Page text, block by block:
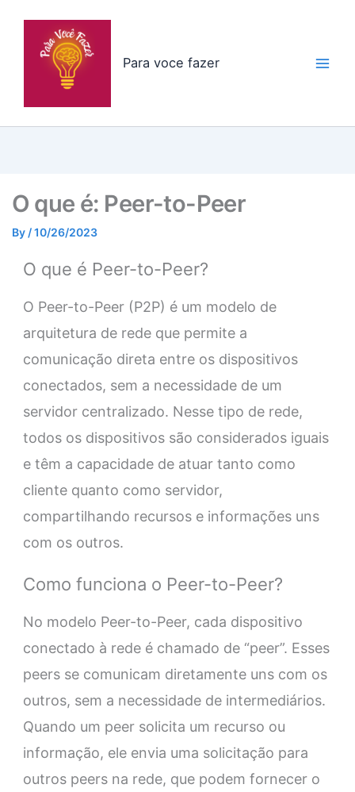
Para voce fazer
O que é: Peer-to-Peer
By /10/26/2023
O que é Peer-to-Peer?
O Peer-to-Peer (P2P) é um modelo de
arquitetura de rede que permite a
comunicação direta entre os dispositivos
conectados, sem a necessidade de um
servidor centralizado. Nesse tipo de rede,
todos os dispositivos são considerados iguais
e têm a capacidade de atuar tanto como
cliente quanto como servidor,
compartilhando recursos e informações uns
com os outros.
Como funciona o Peer-to-Peer?
No modelo Peer-to-Peer, cada dispositivo
conectado à rede é chamado de “peer”. Esses
peers se comunicam diretamente uns com os
outros, sem a necessidade de intermediários.
Quando um peer solicita um recurso ou
informação, ele envia uma solicitação para
outros peers na rede, que podem fornecer o